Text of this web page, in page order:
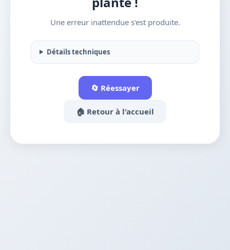
Une erreur inattendue s'est produite.
Détails techniques
🔄 Réessayer
🏠 Retour à l'accueil